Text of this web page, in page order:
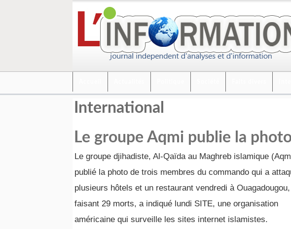
International
Le groupe Aqmi publie la
Le groupe djihadiste, Al-Qaïda au Maghreb islamique
publié la photo de trois membres du commando qui a
plusieurs hôtels et un restaurant vendredi à Ouagadougou,
faisant 29 morts, a indiqué lundi SITE, une organisation
américaine qui surveille les sites internet islamistes.